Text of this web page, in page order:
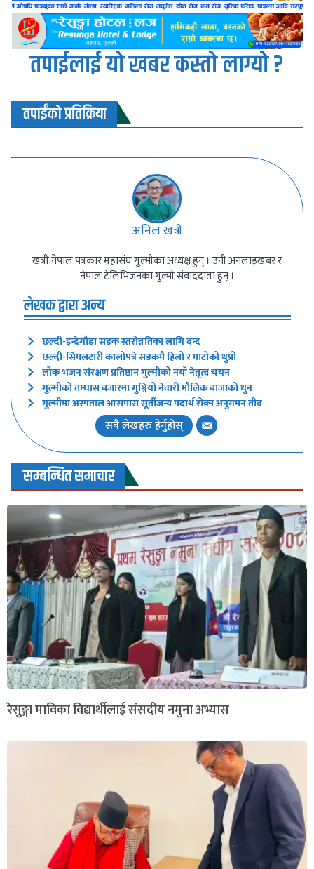
तपाईलाई यो खबर कस्तो लाग्यो ?
तपाईंको प्रतिक्रिया
अनिल खत्री
खत्री नेपाल पत्रकार महासंघ गुल्मीका अध्यक्ष हुन् । उनी अनलाइखबर र
नेपाल टेलिभिजनका गुल्मी संवाददाता हुन् ।
लेखक द्वारा अन्य
छल्दी-इन्द्रेगौडा सडक स्तरोन्नतिका लागि बन्द
छल्दी-सिमलटारी कालोपत्रे सडकमै हिलो र माटोको थुप्रो
लोक भजन संरक्षण प्रतिष्ठान गुल्मीको नयाँ नेतृत्व चयन
गुल्मीको तम्घास बजारमा गुञ्जियो नेवारी मौलिक बाजाको धुन
गुल्मीमा अस्पताल आसपास सूर्तीजन्य पदार्थ रोक्न अनुगमन तीव्र
सबै लेखहरु हेर्नुहोस्
सम्बन्धित समाचार
रेसुङ्गा माविका विद्यार्थीलाई संसदीय नमुना अभ्यास